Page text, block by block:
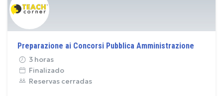
Preparazione ai Concorsi Pubblica Amministrazione
3 horas
Finalizado
Reservas cerradas